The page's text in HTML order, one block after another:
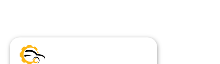
Politica de ramburs și retur
Formular de retur